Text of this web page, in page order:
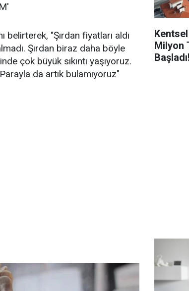
belirterek, "Şırdan fiyatları aldı
Şırdan biraz daha böyle
çok büyük sıkıntı yaşıyoruz.
da artık bulamıyoruz"
Milyon
Başladı!